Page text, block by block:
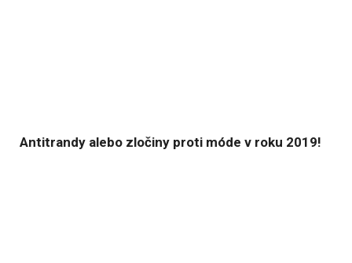
Antitrandy alebo zločiny proti móde v roku 2019!